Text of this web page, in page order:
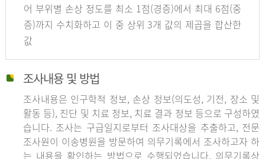
어 부위별 손상 정도를 최소 1점(경증)에서 최대 6점(중
증)까지 수치화하고 이 중 상위 3개 값의 제곱을 합산한
값
조사내용 및 방법
조사내용은 인구학적 정보, 손상 정보(의도성, 기전, 장소 및
활동 등), 진단 및 치료 정보, 치료 결과 정보 등으로 구성하였
습니다. 조사는 구급일지로부터 조사대상을 추출하고, 전문
조사원이 이송병원을 방문하여 의무기록에서 조사하고자 하
는 내용을 확인하는 방법으로 수행되었습니다. 의무기록상